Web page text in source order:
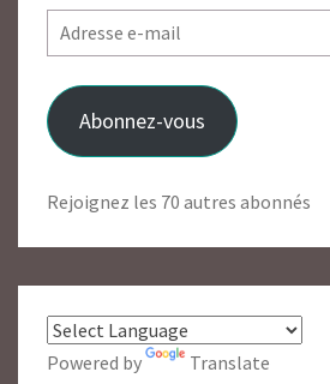
Adresse
e-
mail
Abonnez-vous
Rejoignez les 70 autres abonnés
Powered by Translate